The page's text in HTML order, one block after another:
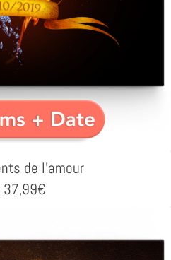
de l'amour
37,99€